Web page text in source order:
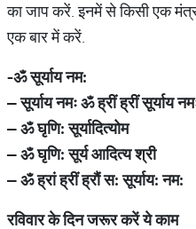
का जाप करें. इनमें से किसी एक
एक बार में करें.
-ॐसूर्यायनम:
–सूर्यायनमःॐह्रींह्रींसूर्याय
–ॐघृणि:सूर्यादित्योम
–ॐघृणि:सूर्यआदित्यश्री
–ॐह्रांह्रींह्रौंस:सूर्याय:नम:
रविवारकेदिनजरूरकरेंयेकाम